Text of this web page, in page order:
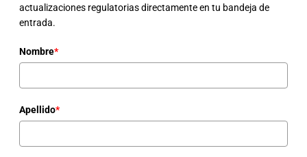
actualizaciones regulatorias directamente en tu bandeja de
entrada.
Nombre*
Apellido*